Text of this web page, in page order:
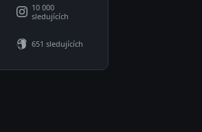
10 000
sledujících
651 sledujících